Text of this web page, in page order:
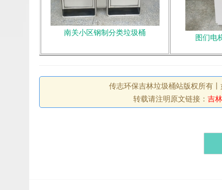
南关小区钢制分类垃圾桶 图们电
传志环保吉林垃圾桶站版权所有
转载请注明原文链接： 吉